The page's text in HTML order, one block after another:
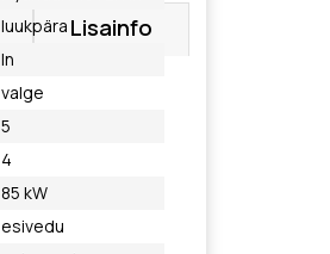
Lisainfo
luukpära
In
valge
5
4
85 kW
esivedu